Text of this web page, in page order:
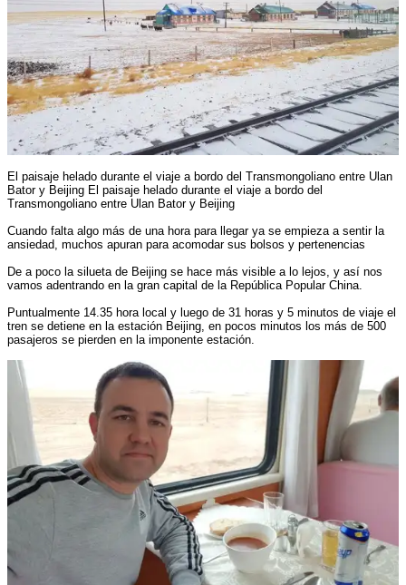
El paisaje helado durante el viaje a bordo del Transmongoliano entre Ulan
Bator y Beijing El paisaje helado durante el viaje a bordo del
Transmongoliano entre Ulan Bator y Beijing
Cuando falta algo más de una hora para llegar ya se empieza a sentir la
ansiedad, muchos apuran para acomodar sus bolsos y pertenencias
De a poco la silueta de Beijing se hace más visible a lo lejos, y así nos
vamos adentrando en la gran capital de la República Popular China.
Puntualmente 14.35 hora local y luego de 31 horas y 5 minutos de viaje el
tren se detiene en la estación Beijing, en pocos minutos los más de 500
pasajeros se pierden en la imponente estación.